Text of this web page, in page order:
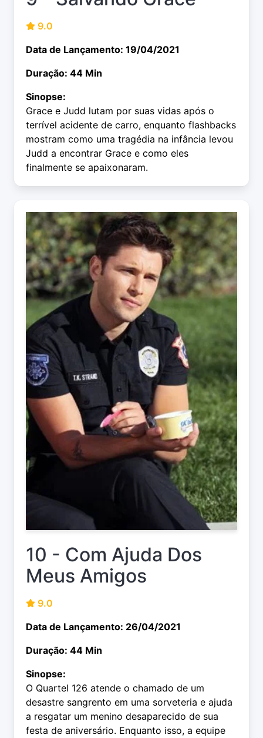
9.0
Data de Lançamento: 19/04/2021
Duração: 44 Min
Sinopse:
Grace e Judd lutam por suas vidas após o
terrível acidente de carro, enquanto flashbacks
mostram como uma tragédia na infância levou
Judd a encontrar Grace e como eles
finalmente se apaixonaram.
10 - Com Ajuda Dos
Meus Amigos
9.0
Data de Lançamento: 26/04/2021
Duração: 44 Min
Sinopse:
O Quartel 126 atende o chamado de um
desastre sangrento em uma sorveteria e ajuda
a resgatar um menino desaparecido de sua
festa de aniversário. Enquanto isso, a equipe